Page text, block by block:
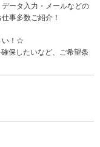
ータ入力・メールなどの
仕事多数ご紹介！
い！☆
保したいなど、ご希望条